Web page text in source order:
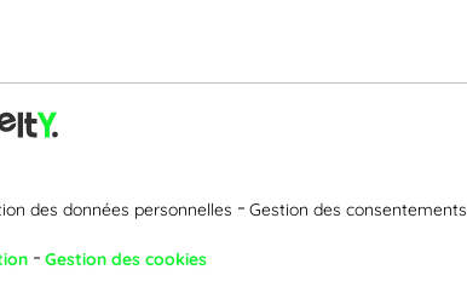
des données personnelles Gestion des consentements
Gestion des cookies